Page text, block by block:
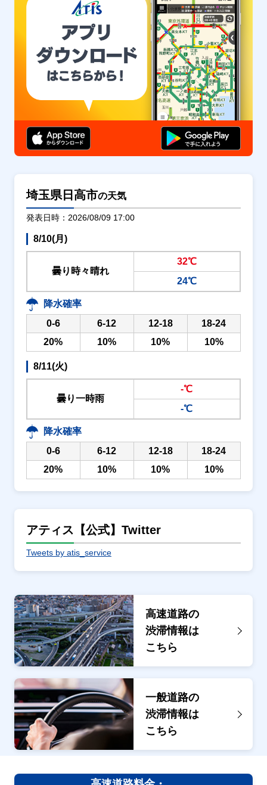
埼玉県日高市の天気
発表日時：2026/08/09 17:00
8/10(月)
曇り時々晴れ
32℃
24℃
降水確率
0-6
6-12 12-18
18-24
20%
10% 10% 10%
8/11(火)
曇り一時雨
-℃
-℃
降水確率
0-6
6-12 12-18
18-24
20%
10% 10% 10%
アティス【公式】Twitter
Tweets by atis_service
高速道路の
渋滞情報は
こちら
一般道路の
渋滞情報は
こちら